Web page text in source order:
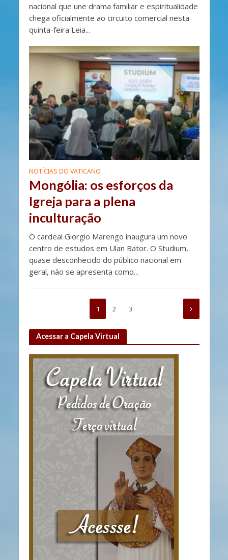
nacional que une drama familiar e espiritualidade
chega oficialmente ao circuito comercial nesta
quinta-feira Leia...
NOTÍCIAS DO VATICANO
Mongólia: os esforços da
Igreja para a plena
inculturação
O cardeal Giorgio Marengo inaugura um novo
centro de estudos em Ulan Bator. O Studium,
quase desconhecido do público nacional em
geral, não se apresenta como...
1 2 3
Acessar a Capela Virtual